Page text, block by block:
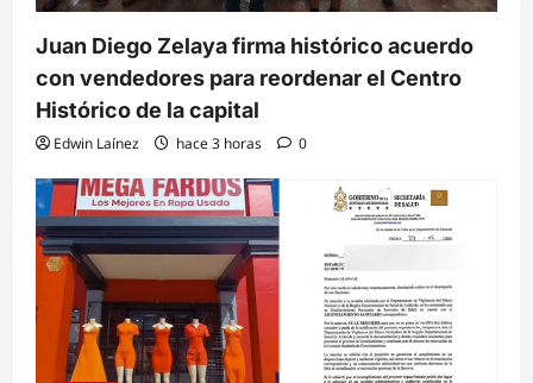
Juan Diego Zelaya firma histórico acuerdo
con vendedores para reordenar el Centro
Histórico de la capital
Edwin Laínez hace 3 horas 0